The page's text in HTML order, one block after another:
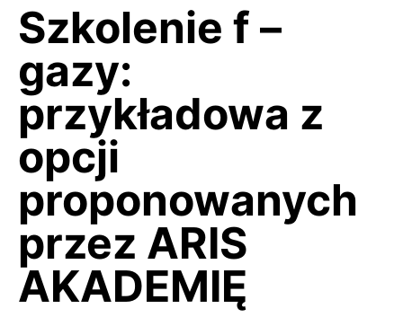
Szkolenie f –
gazy:
przykładowa z
opcji
proponowanych
przez ARIS
AKADEMIĘ